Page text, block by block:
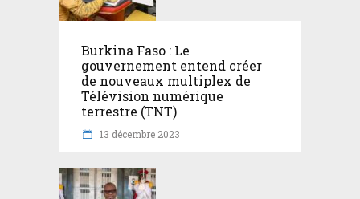
Burkina Faso : Le
gouvernement entend créer
de nouveaux multiplex de
Télévision numérique
terrestre (TNT)
13 décembre 2023